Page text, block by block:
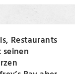
Restaurants